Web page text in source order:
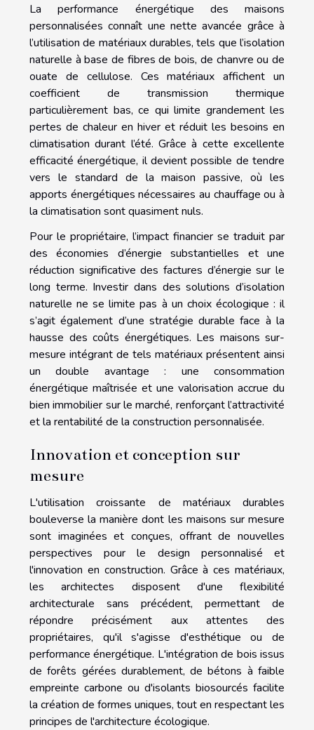
La performance énergétique des maisons
personnalisées connaît une nette avancée grâce à
l’utilisation de matériaux durables, tels que l’isolation
naturelle à base de fibres de bois, de chanvre ou de
ouate de cellulose. Ces matériaux affichent un
coefficient de transmission thermique
particulièrement bas, ce qui limite grandement les
pertes de chaleur en hiver et réduit les besoins en
climatisation durant l’été. Grâce à cette excellente
efficacité énergétique, il devient possible de tendre
vers le standard de la maison passive, où les
apports énergétiques nécessaires au chauffage ou à
la climatisation sont quasiment nuls.
Pour le propriétaire, l’impact financier se traduit par
des économies d’énergie substantielles et une
réduction significative des factures d’énergie sur le
long terme. Investir dans des solutions d’isolation
naturelle ne se limite pas à un choix écologique : il
s’agit également d’une stratégie durable face à la
hausse des coûts énergétiques. Les maisons sur-
mesure intégrant de tels matériaux présentent ainsi
un double avantage : une consommation
énergétique maîtrisée et une valorisation accrue du
bien immobilier sur le marché, renforçant l’attractivité
et la rentabilité de la construction personnalisée.
Innovation et conception sur
mesure
L'utilisation croissante de matériaux durables
bouleverse la manière dont les maisons sur mesure
sont imaginées et conçues, offrant de nouvelles
perspectives pour le design personnalisé et
l'innovation en construction. Grâce à ces matériaux,
les architectes disposent d'une flexibilité
architecturale sans précédent, permettant de
répondre précisément aux attentes des
propriétaires, qu'il s'agisse d'esthétique ou de
performance énergétique. L'intégration de bois issus
de forêts gérées durablement, de bétons à faible
empreinte carbone ou d'isolants biosourcés facilite
la création de formes uniques, tout en respectant les
principes de l'architecture écologique.